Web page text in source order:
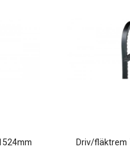
Driv/fläktrem